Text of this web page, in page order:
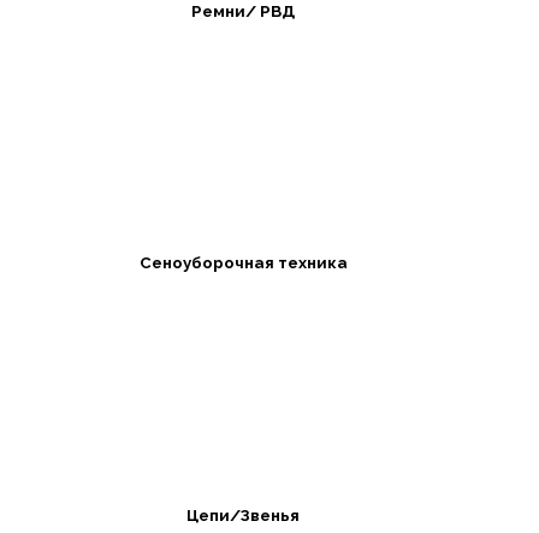
Ремни/ РВД
Сеноуборочная техника
Цепи/Звенья